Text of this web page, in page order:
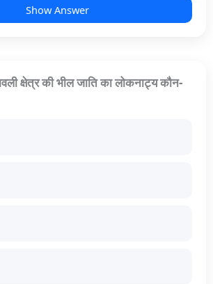
Show Answer
क्षेत्र की भील जाति का लोकनाट्य कौन-